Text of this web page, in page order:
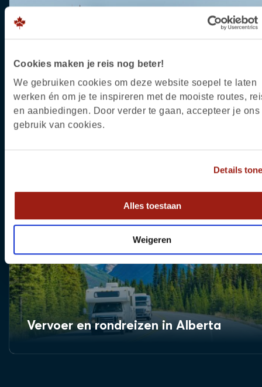
Cookies maken je reis nog beter!
We gebruiken cookies om deze website soepel te laten
werken én om je te inspireren met de mooiste routes,
en aanbiedingen. Door verder te gaan, accepteer je ons
gebruik van cookies.
Details
Alles toestaan
Weigeren
Vervoer en rondreizen in Alberta